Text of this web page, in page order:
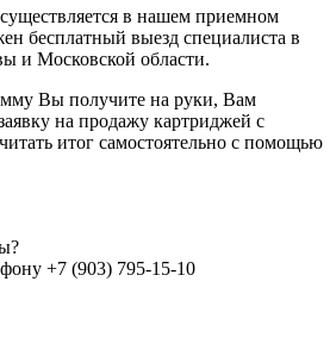
в нашем приемном
бесплатный выезд специалиста в
и Московской области.
Вы получите на руки, Вам
на продажу картриджей с
итог самостоятельно с помощью
+7 (903) 795-15-10